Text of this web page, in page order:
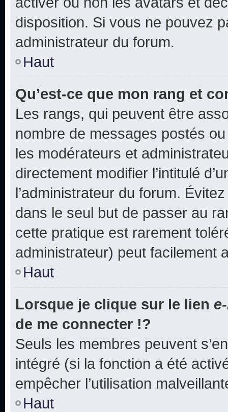
disposition. Si vous ne pouvez
administrateur du forum.
Haut
Qu’est-ce que mon rang et
Les rangs, qui peuvent être
nombre de messages postés
les modérateurs et
directement modifier l’intitulé
l’administrateur du forum.
dans le seul but de passer au
cette pratique est rarement
administrateur) peut facilement
Haut
Lorsque je clique sur le lien
de me connecter !?
Seuls les membres peuvent
intégré (si la fonction a été
empêcher l’utilisation
Haut